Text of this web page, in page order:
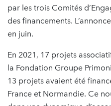
par les trois Comités
des financements.
en juin.
En 2021, 17 projets
la Fondation Groupe
13 projets avaient été
France et Normandie. Ce